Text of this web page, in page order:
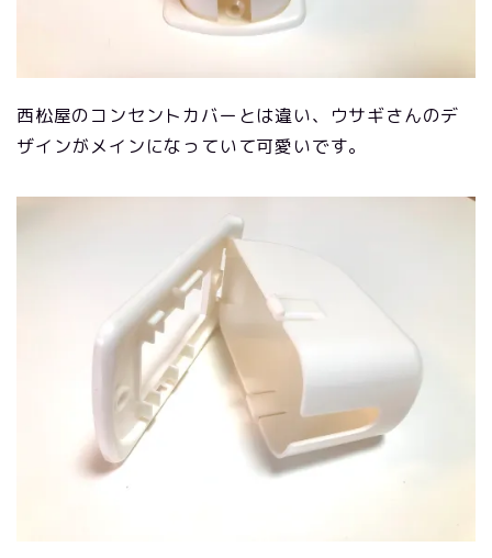
西松屋のコンセントカバーとは違い、ウサギさんのデ
ザインがメインになっていて可愛いです。